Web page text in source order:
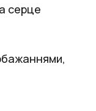
серце